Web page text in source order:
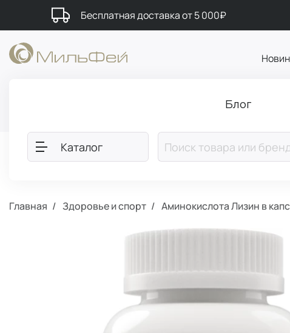
Бесплатная доставка от 5 000₽
Блог
Каталог
Главная Здоровье и спорт Аминокислота Лизин в